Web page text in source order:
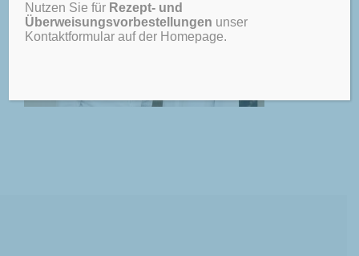
Nutzen Sie für Rezept- und
Überweisungsvorbestellungen unser
Kontaktformular auf der Homepage.